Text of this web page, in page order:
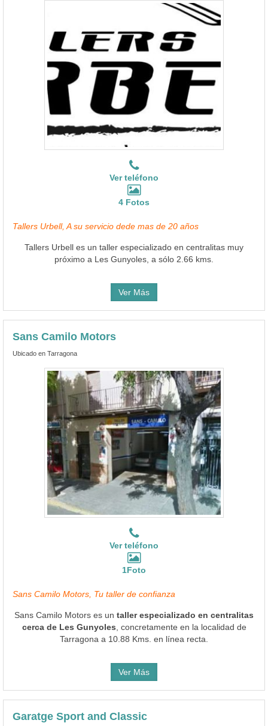
Ver teléfono
4 Fotos
Tallers Urbell, A su servicio dede mas de 20 años
Tallers Urbell es un taller especializado en centralitas muy
próximo a Les Gunyoles, a sólo 2.66 kms.
Ver Más
Sans Camilo Motors
Ubicado en Tarragona
Ver teléfono
1Foto
Sans Camilo Motors, Tu taller de confianza
Sans Camilo Motors es un taller especializado en centralitas
cerca de Les Gunyoles , concretamente en la localidad de
Tarragona a 10.88 Kms. en línea recta.
Ver Más
Garatge Sport and Classic